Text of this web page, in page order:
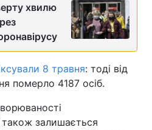
хвилю
8 травня: тоді від
померло 4187 осіб.
також залишається